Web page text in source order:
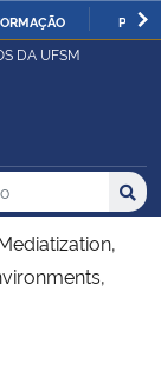
DA UFSM
no Sítio